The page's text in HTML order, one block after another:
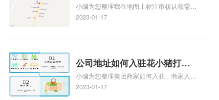
久审核？公司地址认领地图标
注多久审核？
小编为您整理我在地图上标注审核认领需要
多久、我在地图上标注审核认领需要多久
情可查看下方正文！
2023-01-17
公司地址如何入驻花小猪打车
地图标记？指路人地图标注服
务中心铺如何入驻花小猪打车
小编为您整理美团商家如何入驻，商家入驻
教程、商家如何入驻地图、如何入驻地:、
2023-01-17